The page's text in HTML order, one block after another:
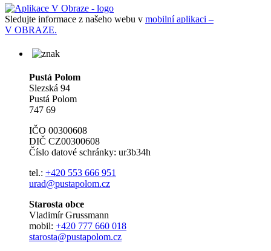
Sledujte informace z našeho webu v mobilní aplikaci –
V OBRAZE.
Pustá Polom
Slezská 94
Pustá Polom
747 69
IČO 00300608
DIČ CZ00300608
Číslo datové schránky: ur3b34h
tel.: +420 553 666 951
urad@pustapolom.cz
Starosta obce
Vladimír Grussmann
mobil: +420 777 660 018
starosta@pustapolom.cz